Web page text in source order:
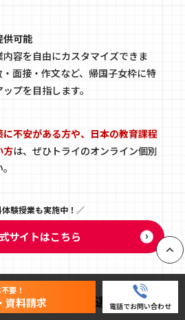
可能
容を自由にカスタマイズできま
面接・作文など、帰国子女枠に特
プを目指します。
不安がある方や、日本の教育課程
方は、ぜひトライのオンライン個別
験授業も実施中！
サイトはこちら
験する中学校を選ぶポイン
要！
資料請求 電話でお問い合わせ